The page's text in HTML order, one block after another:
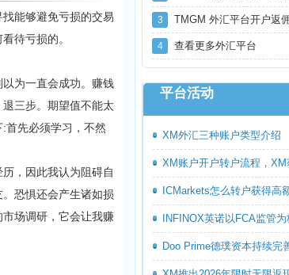
能够避免亏损的交易
待亏损的。
为一直会成功。赚钱
三步。期望值不能太
首先必须学习，不然
，因此我认为阻碍自
恐惧还会产生诸如损
场调研，它会让我赚
3 TMGM 外汇平台开户返
4 查看更多外汇平台
平台活动
XM外汇三种账户类型介绍